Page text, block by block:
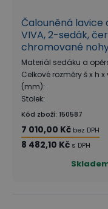
Čalouněná lavice
VIVA, 2-sedák,
chromované
Materiál sedáku a
Celkové rozměry š x h x
(mm):
Stolek:
Kód zboží: 150587
7 010,00 Kč bez DPH
8 482,10 Kč s DPH